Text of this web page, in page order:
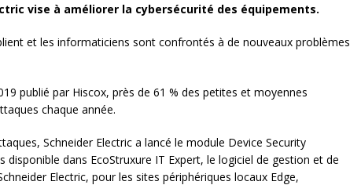
vise à améliorer la cybersécurité des équipements.
et les informaticiens sont confrontés à de nouveaux problèmes
publié par Hiscox, près de 61 % des petites et moyennes
chaque année.
Schneider Electric a lancé le module Device Security
disponible dans EcoStruxure IT Expert, le logiciel de gestion et de
Electric, pour les sites périphériques locaux Edge,